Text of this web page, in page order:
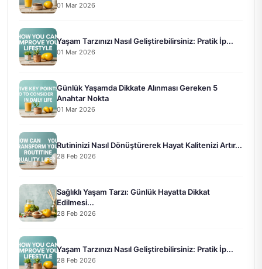
01 Mar 2026
Yaşam Tarzınızı Nasıl Geliştirebilirsiniz: Pratik İp...
01 Mar 2026
Günlük Yaşamda Dikkate Alınması Gereken 5
Anahtar Nokta
01 Mar 2026
Rutininizi Nasıl Dönüştürerek Hayat Kalitenizi Artır...
28 Feb 2026
Sağlıklı Yaşam Tarzı: Günlük Hayatta Dikkat
Edilmesi...
28 Feb 2026
Yaşam Tarzınızı Nasıl Geliştirebilirsiniz: Pratik İp...
28 Feb 2026